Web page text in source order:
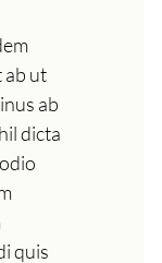
ab ut
ab
dicta
quis